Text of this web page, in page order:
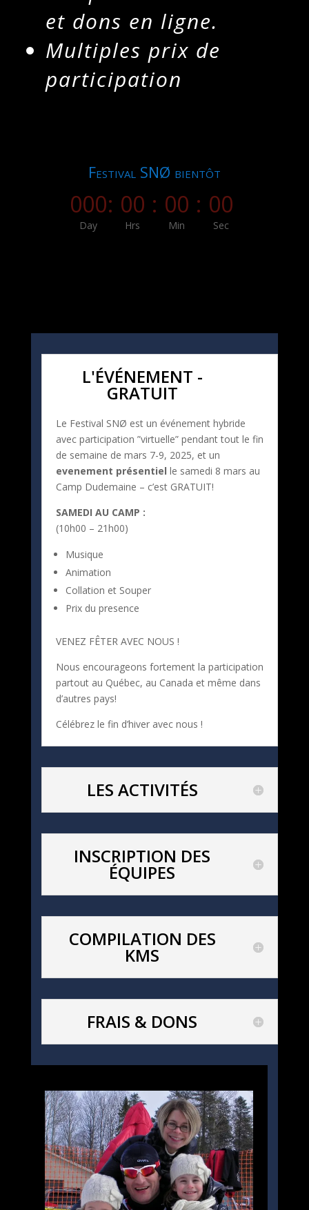
et dons en ligne.
Multiples prix de
participation
Festival SNØ bientôt
000
Day
: 00
Hrs
: 00
Min
: 00
Sec
L'ÉVÉNEMENT -
GRATUIT
Le Festival SNØ est un événement hybride
avec participation ”virtuelle” pendant tout le fin
de semaine de mars 7-9, 2025, et un
evenement présentiel le samedi 8 mars au
Camp Dudemaine – c’est GRATUIT!
SAMEDI AU CAMP :
(10h00 – 21h00)
Musique
Animation
Collation et Souper
Prix du presence
VENEZ FÊTER AVEC NOUS !
Nous encourageons fortement la participation
partout au Québec, au Canada et même dans
d’autres pays!
Célébrez le fin d’hiver avec nous !
LES ACTIVITÉS
INSCRIPTION DES
ÉQUIPES
COMPILATION DES
KMS
FRAIS & DONS